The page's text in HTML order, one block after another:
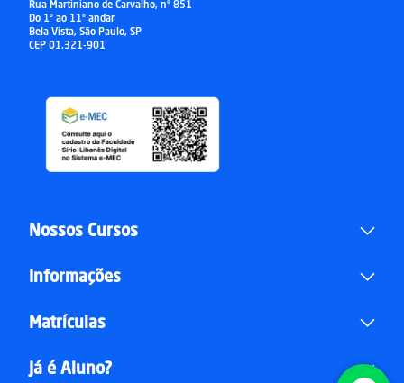
Rua Martiniano de Carvalho, nº 851
Do 1º ao 11º andar
Bela Vista, São Paulo, SP
CEP 01.321-901
Nossos Cursos
Informações
Matrículas
Já é Aluno?